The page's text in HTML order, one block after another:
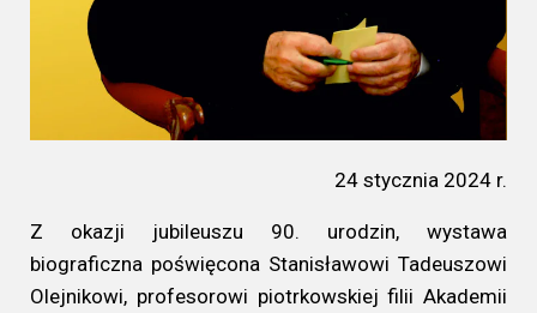
24 stycznia 2024 r.
Z okazji jubileuszu 90. urodzin, wystawa
biograficzna poświęcona Stanisławowi Tadeuszowi
Olejnikowi, profesorowi piotrkowskiej filii Akademii